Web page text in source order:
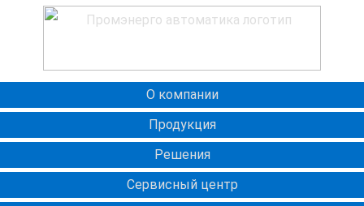
О компании
Продукция
Решения
Сервисный центр